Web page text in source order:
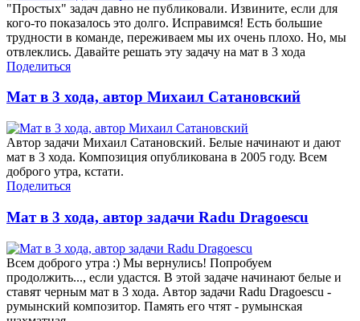
"Простых" задач давно не публиковали. Извините, если для
кого-то показалось это долго. Исправимся! Есть большие
трудности в команде, переживаем мы их очень плохо. Но, мы
отвлеклись. Давайте решать эту задачу на мат в 3 хода
Поделиться
Мат в 3 хода, автор Михаил Сатановский
Автор задачи Михаил Сатановский. Белые начинают и дают
мат в 3 хода. Композиция опубликована в 2005 году. Всем
доброго утра, кстати.
Поделиться
Мат в 3 хода, автор задачи Radu Dragoescu
Всем доброго утра :) Мы вернулись! Попробуем
продолжить..., если удастся. В этой задаче начинают белые и
ставят черным мат в 3 хода. Автор задачи Radu Dragoescu -
румынский композитор. Память его чтят - румынская